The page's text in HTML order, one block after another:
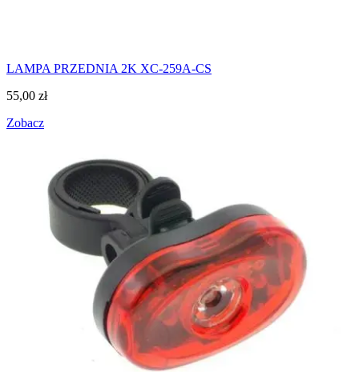
LAMPA PRZEDNIA 2K XC-259A-CS
55,00 zł
Zobacz